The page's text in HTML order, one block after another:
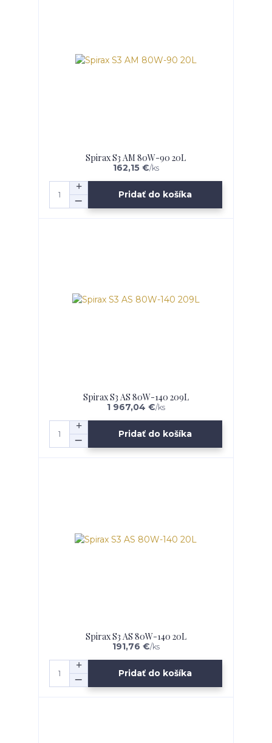
Spirax S3 AM 80W-90 20L
162,15 €/ks
Pridať do košíka
Spirax S3 AS 80W-140 209L
1 967,04 €/ks
Pridať do košíka
Spirax S3 AS 80W-140 20L
191,76 €/ks
Pridať do košíka